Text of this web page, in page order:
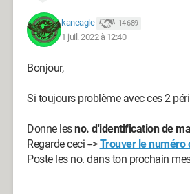
kaneagle 14 689
1 juil. 2022 à 12:40
Bonjour,
Si toujours problème avec ces 2
Donne lesno. d'identification de
Regarde ceci --> Trouver le numéro
Poste les no. dans ton prochain